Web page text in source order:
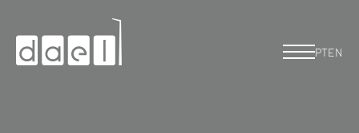
PTEN